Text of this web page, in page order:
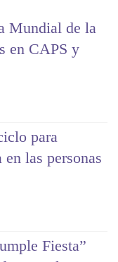
Mundial de la
en CAPS y
para
las personas
Fiesta”